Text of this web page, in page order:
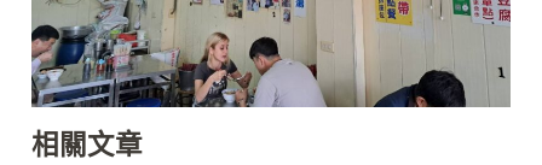
相關文章